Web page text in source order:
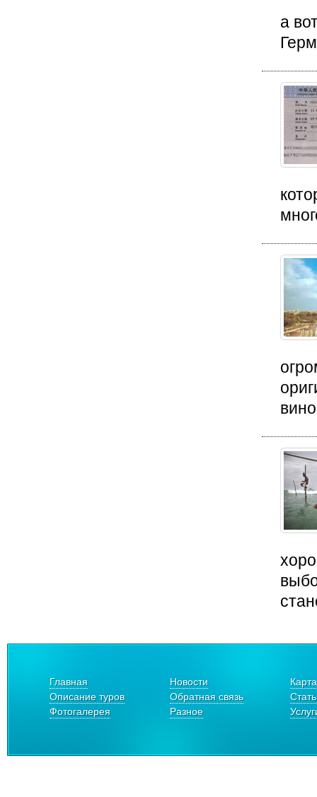
а
Главная Новости
Описание туров
Обратная связь
Фотогалерея
Разное